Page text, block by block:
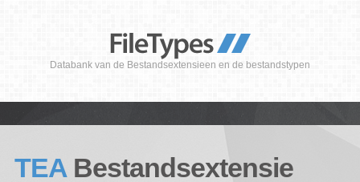
Databank van de Bestandsextensieen en de bestandstypen
TEA Bestandsextensie